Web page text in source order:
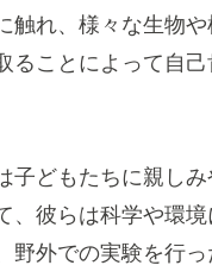
触れ、様々な生物
ることによって自
子どもたちに親し
、彼らは科学や環
野外での実験を行